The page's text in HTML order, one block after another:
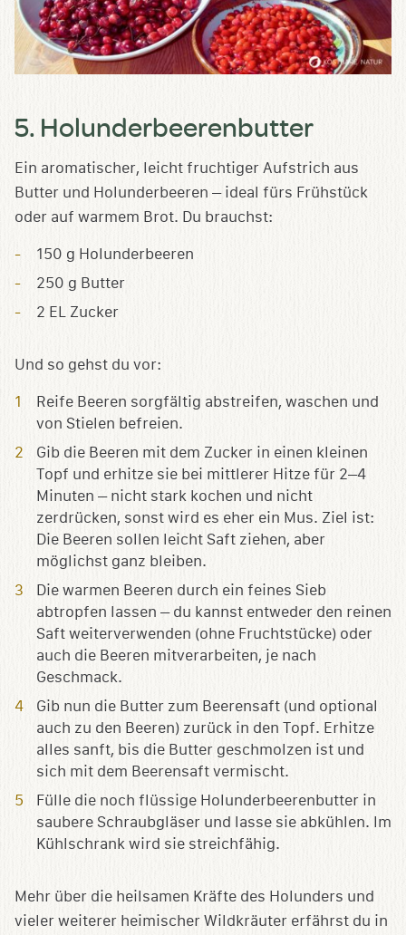
5. Holunderbeerenbutter
Ein aromatischer, leicht fruchtiger Aufstrich aus
Butter und Holunderbeeren – ideal fürs Frühstück
oder auf warmem Brot. Du brauchst:
150 g Holunderbeeren
250 g Butter
2 EL Zucker
Und so gehst du vor:
Reife Beeren sorgfältig abstreifen, waschen und
von Stielen befreien.
Gib die Beeren mit dem Zucker in einen kleinen
Topf und erhitze sie bei mittlerer Hitze für 2–4
Minuten – nicht stark kochen und nicht
zerdrücken, sonst wird es eher ein Mus. Ziel ist:
Die Beeren sollen leicht Saft ziehen, aber
möglichst ganz bleiben.
Die warmen Beeren durch ein feines Sieb
abtropfen lassen – du kannst entweder den reinen
Saft weiterverwenden (ohne Fruchtstücke) oder
auch die Beeren mitverarbeiten, je nach
Geschmack.
Gib nun die Butter zum Beerensaft (und optional
auch zu den Beeren) zurück in den Topf. Erhitze
alles sanft, bis die Butter geschmolzen ist und
sich mit dem Beerensaft vermischt.
Fülle die noch flüssige Holunderbeerenbutter in
saubere Schraubgläser und lasse sie abkühlen. Im
Kühlschrank wird sie streichfähig.
Mehr über die heilsamen Kräfte des Holunders und
vieler weiterer heimischer Wildkräuter erfährst du in